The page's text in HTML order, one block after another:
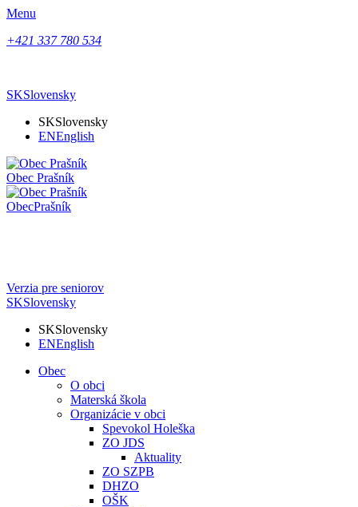
Menu
+421 337 780 534
SKSlovensky
SKSlovensky
ENEnglish
Obec Prašník
ObecPrašník
Verzia pre seniorov
SKSlovensky
SKSlovensky
ENEnglish
Obec
O obci
Materská škola
Organizácie v obci
Spevokol Holeška
ZO JDS
Aktuality
ZO SZPB
DHZO
OŠK